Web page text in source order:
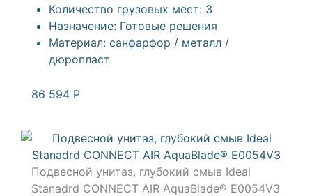
Количество грузовых мест: 3
Назначение: Готовые решения
Материал: санфарфор / металл /
дюропласт
86 594 Р
Подвесной унитаз, глубокий смыв Ideal
Stanadrd CONNECT AIR AquaBlade® E0054V3